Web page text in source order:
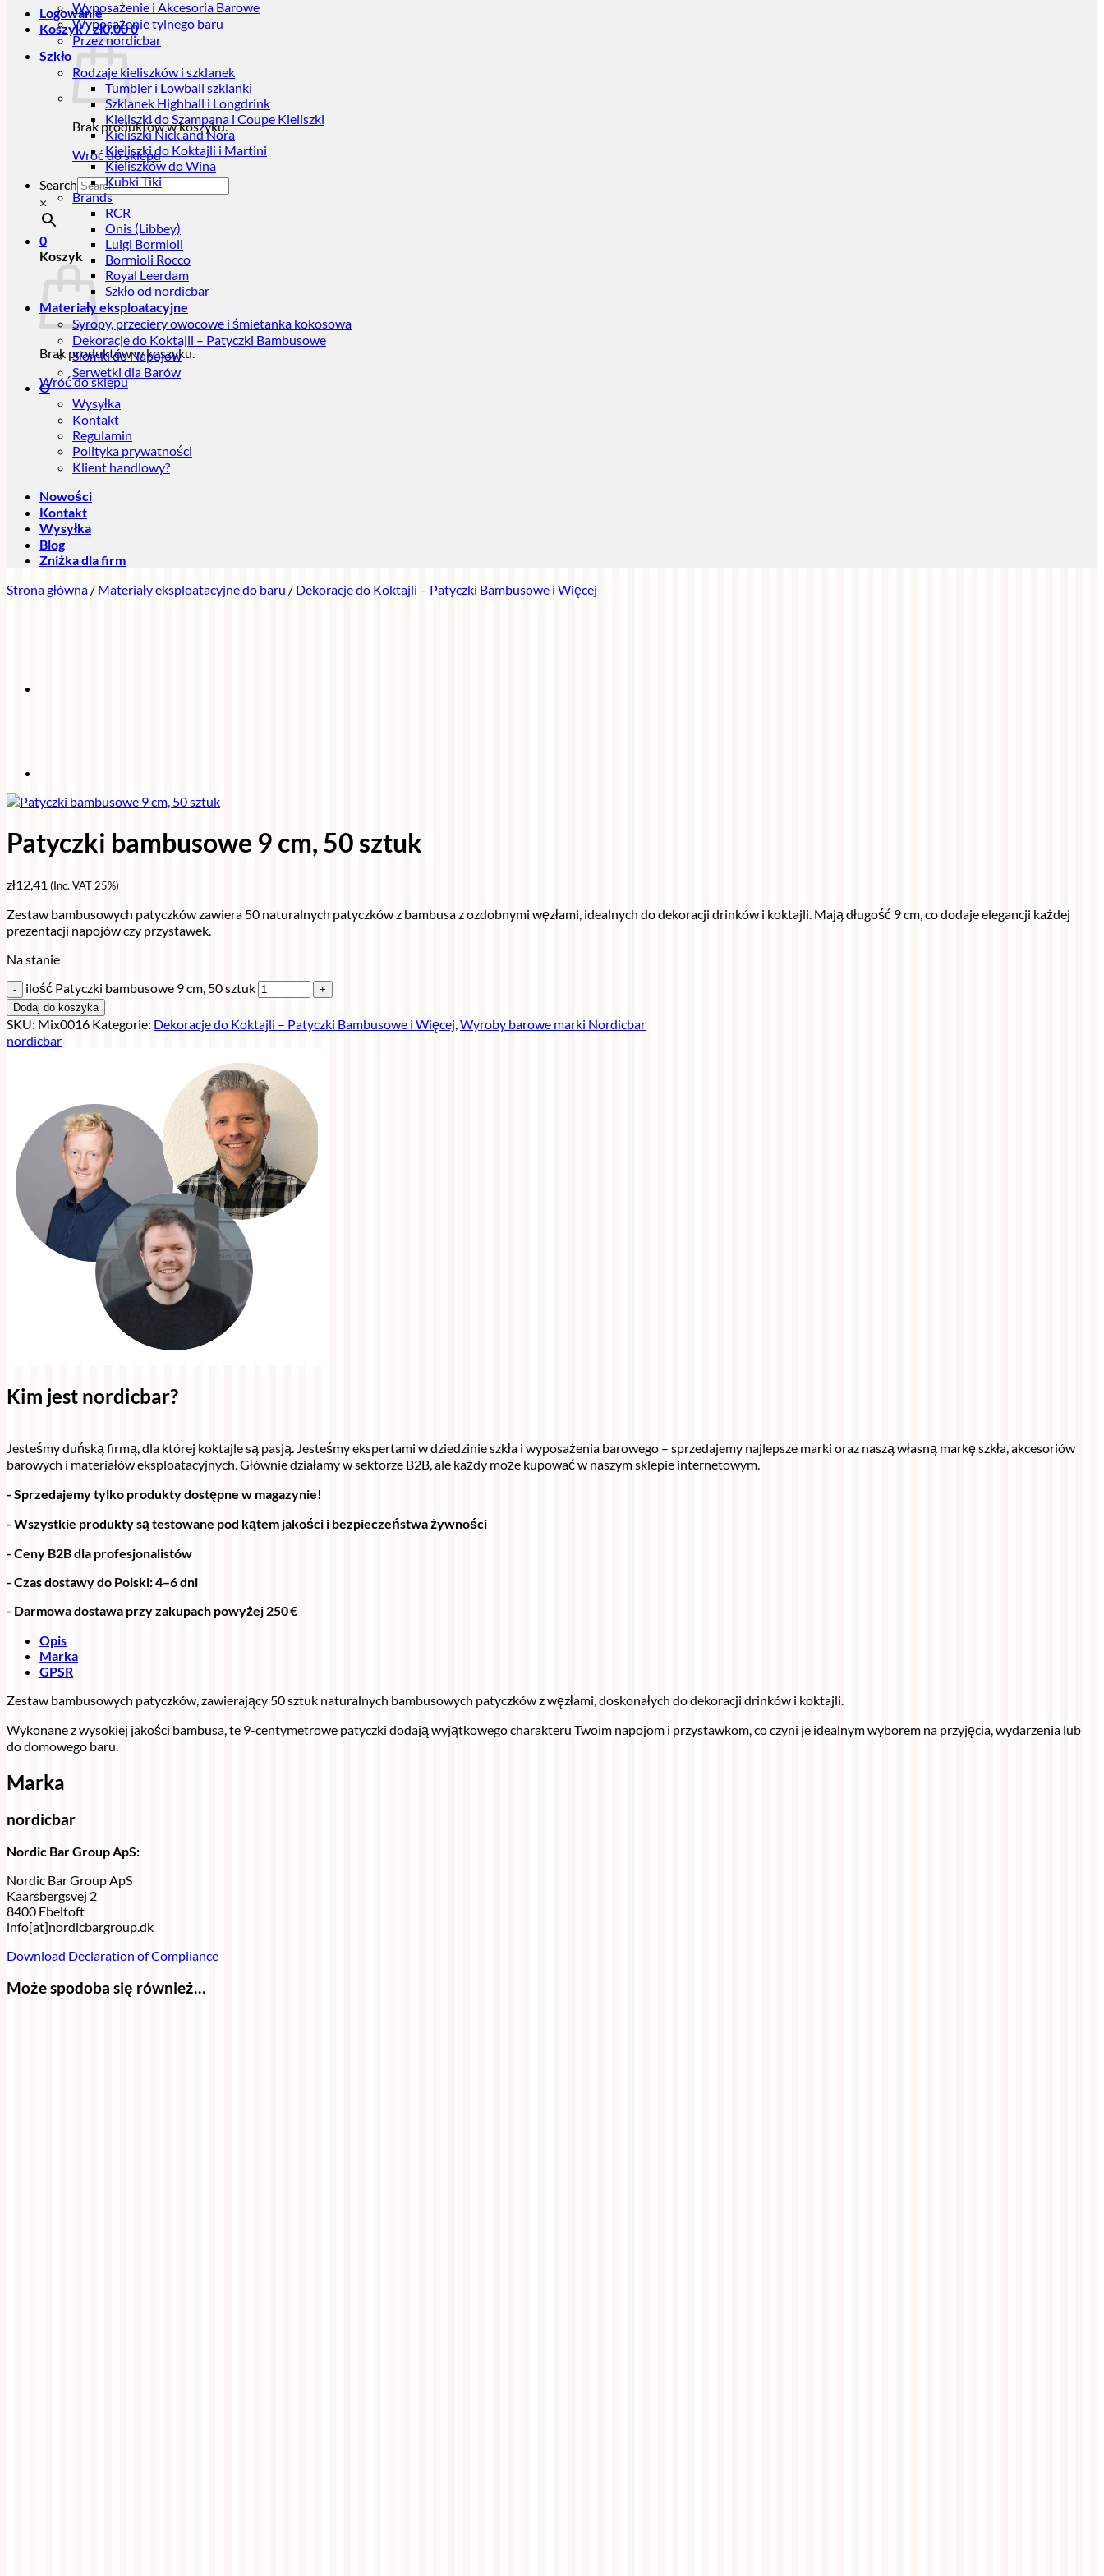
Logowanie
Koszyk /zł0,000
Brak produktów w koszyku.
Wróć do sklepu
Search
×
0
Koszyk
Brak produktów w koszyku.
Wróć do sklepu
Wyposażenie i Akcesoria Barowe
Wyposażenie tylnego baru
Przez nordicbar
Szkło
Rodzaje kieliszków i szklanek
Tumbler i Lowball szklanki
Szklanek Highball i Longdrink
Kieliszki do Szampana i Coupe Kieliszki
Kieliszki Nick and Nora
Kieliszki do Koktajli i Martini
Kieliszków do Wina
Kubki Tiki
Brands
RCR
Onis (Libbey)
Luigi Bormioli
Bormioli Rocco
Royal Leerdam
Szkło od nordicbar
Materiały eksploatacyjne
Syropy, przeciery owocowe i śmietanka kokosowa
Dekoracje do Koktajli – Patyczki Bambusowe
Słomki do Napojów
Serwetki dla Barów
O
Wysyłka
Kontakt
Regulamin
Polityka prywatności
Klient handlowy?
Nowości
Kontakt
Wysyłka
Blog
Zniżka dla firm
Strona główna / Materiały eksploatacyjne do baru / Dekoracje do Koktajli – Patyczki Bambusowe i Więcej
Patyczki bambusowe 9 cm, 50 sztuk
zł12,41 (Inc. VAT 25%)
Zestaw bambusowych patyczków zawiera 50 naturalnych patyczków z bambusa z ozdobnymi węzłami, idealnych do dekoracji drinków i koktajli. Mają długość 9 cm, co dodaje elegancji każdej
prezentacji napojów czy przystawek.
Na stanie
ilość Patyczki bambusowe 9 cm, 50 sztuk
Dodaj do koszyka
SKU: Mix0016 Kategorie: Dekoracje do Koktajli – Patyczki Bambusowe i Więcej,Wyroby barowe marki Nordicbar
nordicbar
Kim jest nordicbar?
Jesteśmy duńską firmą, dla której koktajle są pasją. Jesteśmy ekspertami w dziedzinie szkła i wyposażenia barowego – sprzedajemy najlepsze marki oraz naszą własną markę szkła, akcesoriów
barowych i materiałów eksploatacyjnych. Głównie działamy w sektorze B2B, ale każdy może kupować w naszym sklepie internetowym.
- Sprzedajemy tylko produkty dostępne w magazynie!
- Wszystkie produkty są testowane pod kątem jakości i bezpieczeństwa żywności
- Ceny B2B dla profesjonalistów
- Czas dostawy do Polski: 4–6 dni
- Darmowa dostawa przy zakupach powyżej 250 €
Opis
Marka
GPSR
Zestaw bambusowych patyczków, zawierający 50 sztuk naturalnych bambusowych patyczków z węzłami, doskonałych do dekoracji drinków i koktajli.
Wykonane z wysokiej jakości bambusa, te 9-centymetrowe patyczki dodają wyjątkowego charakteru Twoim napojom i przystawkom, co czyni je idealnym wyborem na przyjęcia, wydarzenia lub
do domowego baru.
Marka
nordicbar
Nordic Bar Group ApS:
Nordic Bar Group ApS
Kaarsbergsvej 2
8400 Ebeltoft
info[at]nordicbargroup.dk
Download Declaration of Compliance
Może spodoba się również…